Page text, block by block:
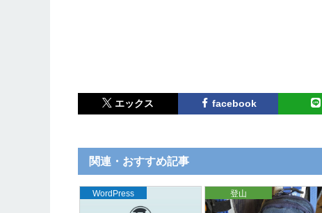
エックス facebook
関連・おすすめ記事
WordPress 登山